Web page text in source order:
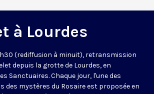
à Lourdes
(rediffusion à minuit), retransmission
depuis la grotte de Lourdes, en
Sanctuaires. Chaque jour, l'une des
des mystères du Rosaire est proposée en